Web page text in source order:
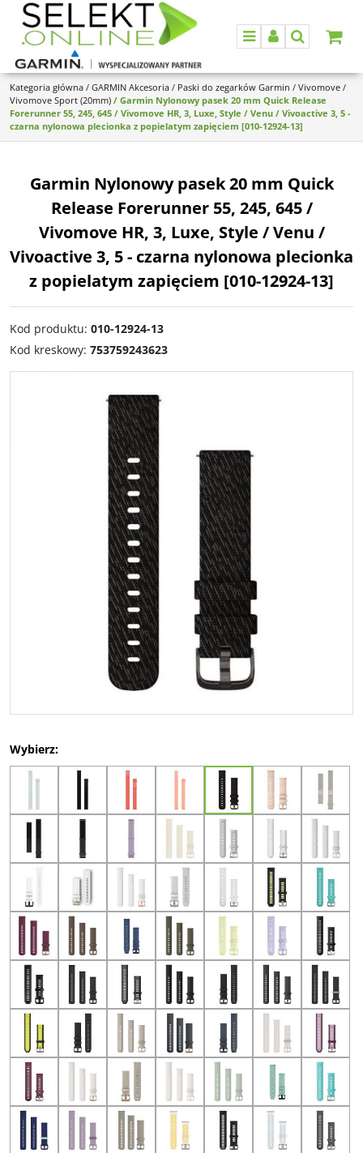
MenuPanelSzukaj
Kategoria główna / GARMIN Akcesoria / Paski do zegarków Garmin / Vivomove /
Vivomove Sport (20mm) / Garmin Nylonowy pasek 20 mm Quick Release
Forerunner 55, 245, 645 / Vivomove HR, 3, Luxe, Style / Venu / Vivoactive 3, 5 -
czarna nylonowa plecionka z popielatym zapięciem [010-12924-13]
Garmin Nylonowy pasek 20 mm Quick
Release Forerunner 55, 245, 645 /
Vivomove HR, 3, Luxe, Style / Venu /
Vivoactive 3, 5 - czarna nylonowa plecionka
z popielatym zapięciem [010-12924-13]
Kod produktu: 010-12924-13
Kod kreskowy: 753759243623
Wybierz: